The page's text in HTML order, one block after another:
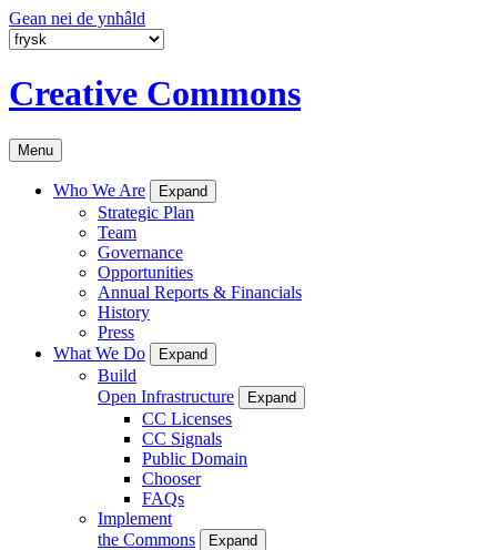
Gean nei de ynhâld
Creative Commons
Menu
Who We Are Expand
Strategic Plan
Team
Governance
Opportunities
Annual Reports & Financials
History
Press
What We Do
Expand
Build
Open Infrastructure
Expand
CC Licenses
CC Signals
Public Domain
Chooser
FAQs
Implement
the Commons
Expand